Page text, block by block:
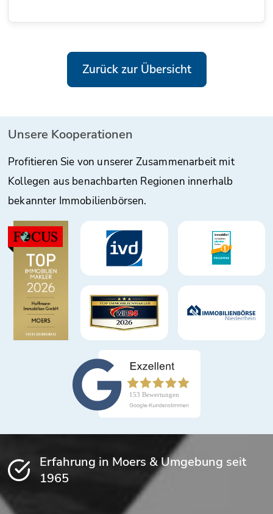
Zurück zur Übersicht
Unsere Kooperationen
Profitieren Sie von unserer Zusammenarbeit mit
Kollegen aus benachbarten Regionen innerhalb
bekannter Immobilienbörsen.
Erfahrung in Moers & Umgebung seit
1965